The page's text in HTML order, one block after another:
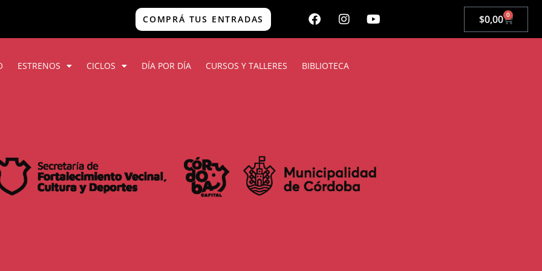
COMPRÁ TUS ENTRADAS $0,00 0
ESTRENOS CICLOS DÍA POR DÍA CURSOS Y TALLERES BIBLIOTECA